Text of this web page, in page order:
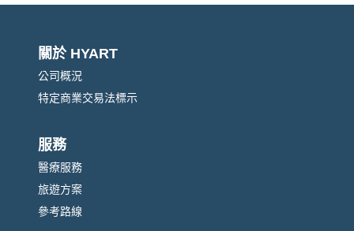
關於 HYART
公司概況
特定商業交易法標示
服務
醫療服務
旅遊方案
參考路線